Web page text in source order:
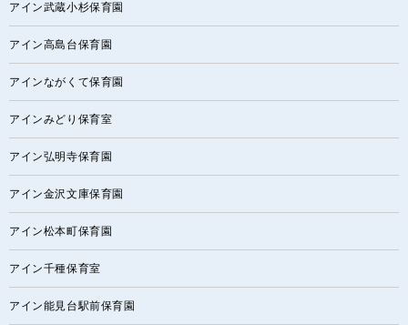
アイン武蔵小杉保育園
アイン高島台保育園
アインながくて保育園
アインみどり保育室
アイン弘明寺保育園
アイン金沢文庫保育園
アイン松本町保育園
アイン千種保育室
アイン能見台駅前保育園